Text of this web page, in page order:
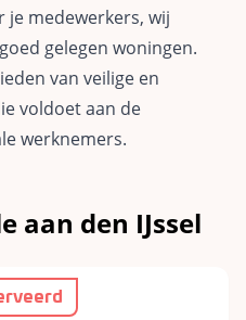
medewerkers, wij
gelegen woningen.
van veilige en
voldoet aan de
werknemers.
aan den IJssel